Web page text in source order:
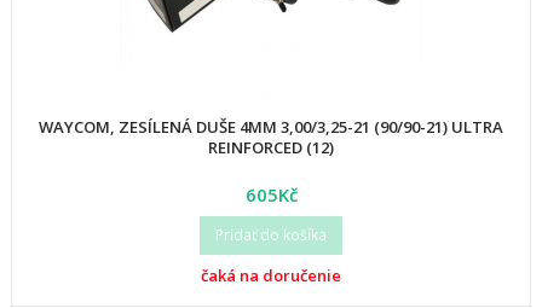
WAYCOM, ZESÍLENÁ DUŠE 4MM 3,00/3,25-21 (90/90-21) ULTRA
REINFORCED (12)
605Kč
Pridať do košíka
čaká na doručenie